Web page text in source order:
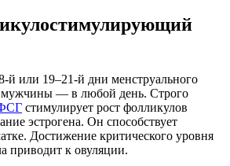
й или 19–21-й дни менструального
— в любой день. Строго
стимулирует рост фолликулов
эстрогена. Он способствует
Достижение критического уровня
приводит к овуляции.